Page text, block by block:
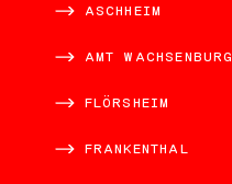
ASCHHEIM
AMT WACHSENBURG
FLÖRSHEIM
FRANKENTHAL